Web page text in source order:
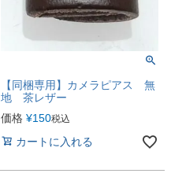
【同梱専用】カメラピアス 無
地 茶レザー
価格 ¥150税込
カートに入れる